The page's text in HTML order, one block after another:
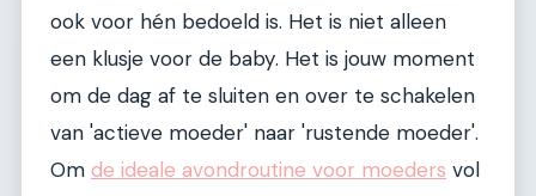
ook voor hén bedoeld is. Het is niet alleen
een klusje voor de baby. Het is jouw moment
om de dag af te sluiten en over te schakelen
van 'actieve moeder' naar 'rustende moeder'.
Om de ideale avondroutine voor moeders vol